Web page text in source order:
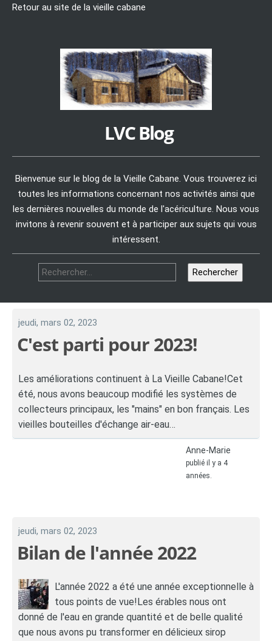
Retour au site de la vieille cabane
LVC Blog
Bienvenue sur le blog de la Vieille Cabane. Vous trouverez ici
toutes les informations concernant nos activités ainsi que
les dernières nouvelles du monde de l'acériculture. Nous vous
invitons à revenir souvent et à participer aux sujets qui vous
intéressent.
Rechercher
jeudi, mars 02, 2023
C'est parti pour 2023!
Les améliorations continuent à La Vieille Cabane!Cet
été, nous avons beaucoup modifié les systèmes de
collecteurs principaux, les "mains" en bon français. Les
vieilles bouteilles d'échange air-eau…
Anne-Marie
publié il y a 4
années.
jeudi, mars 02, 2023
Bilan de l'année 2022
L'année 2022 a été une année exceptionnelle à
tous points de vue!Les érables nous ont
donné de l'eau en grande quantité et de belle qualité
que nous avons pu transformer en délicieux sirop